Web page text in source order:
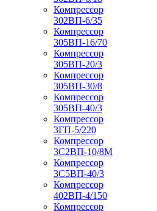
Компрессор
302ВП-6/35
Компрессор
305ВП-16/70
Компрессор
305ВП-20/3
Компрессор
305ВП-30/8
Компрессор
305ВП-40/3
Компрессор
3ГП-5/220
Компрессор
3С2ВП-10/8М
Компрессор
3С5ВП-40/3
Компрессор
402ВП-4/150
Компрессор